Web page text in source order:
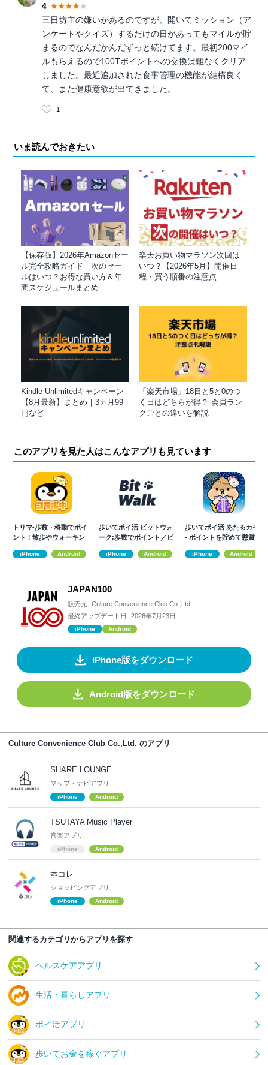
4
三日坊主の嫌いがあるのですが、開いてミッション（ア
ンケートやクイズ）するだけの日があってもマイルが貯
まるのでなんだかんだずっと続けてます。最初200マイ
ルもらえるので100Tポイントへの交換は難なくクリア
しました。最近追加された食事管理の機能が結構良く
て、また健康意欲が出てきました。
1
いま読んでおきたい
【保存版】2026年Amazonセー
ル完全攻略ガイド｜次のセー
ルはいつ？お得な買い方＆年
間スケジュールまとめ
楽天お買い物マラソン次回は
いつ？【2026年5月】開催日
程・買う順番の注意点
Kindle Unlimitedキャンペーン
【8月最新】まとめ｜3ヵ月99
円など
「楽天市場」18日と5と0のつ
く日はどちらが得？ 会員ラン
クごとの違いを解説
このアプリを見た人はこんなアプリも見ています
トリマ-歩数・移動でポイ
ント！散歩やウォーキン
iPhone Android
歩いてポイ活 ビットウォ
ーク:歩数でポイント／ビ
iPhone Android
歩いてポイ活 あたるカモ
- ポイントを貯めて懸賞に
iPhone Android
JAPAN100
販売元: Culture Convenience Club Co.,Ltd.
最終アップデート日: 2026年7月23日
iPhone Android
iPhone版をダウンロード
Android版をダウンロード
Culture Convenience Club Co.,Ltd. のアプリ
SHARE LOUNGE
マップ・ナビアプリ
iPhone Android
TSUTAYA Music Player
音楽アプリ
iPhone Android
本コレ
ショッピングアプリ
iPhone Android
関連するカテゴリからアプリを探す
ヘルスケアアプリ
生活・暮らしアプリ
ポイ活アプリ
歩いてお金を稼ぐアプリ